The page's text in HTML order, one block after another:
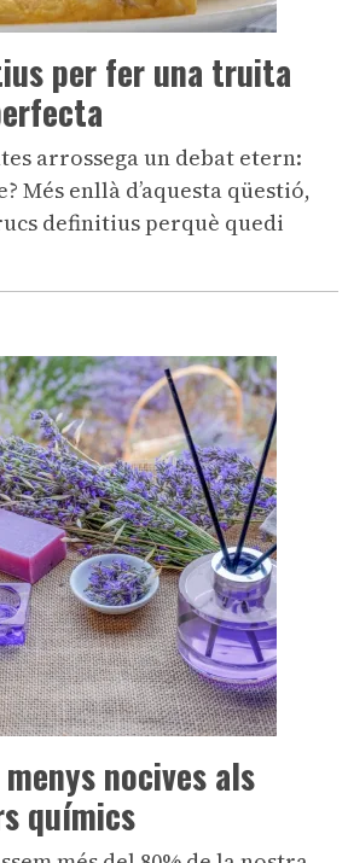
per fer una truita
arrossega un debat etern:
Més enllà d’aquesta qüestió,
definitius perquè quedi
nocives als
químics